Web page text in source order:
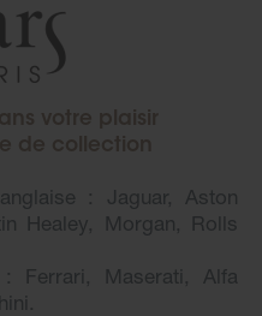
: Jaguar, Aston
Healey, Morgan, Rolls
Ferrari, Maserati, Alfa